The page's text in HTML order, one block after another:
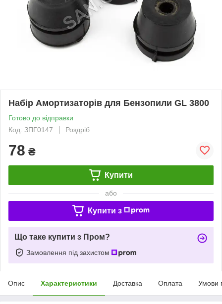
Набір Амортизаторів для Бензопили GL 3800
Готово до відправки
Код: ЗПГ0147
Роздріб
78 ₴
Купити
або
Купити з
Що таке купити з Пром?
Замовлення під захистом
Опис Характеристики Доставка Оплата Умови